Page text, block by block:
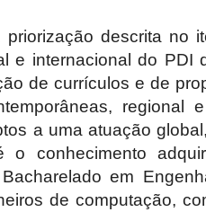
priorização descrita no
e internacional do PDI
de currículos e de
regional
a uma atuação
o conhecimento
em
de computação,